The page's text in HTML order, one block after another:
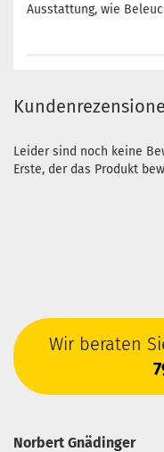
Ausstattung, wie
Leider sind noch keine
Erste, der das Produkt
Wir beraten
Norbert Gnädinger